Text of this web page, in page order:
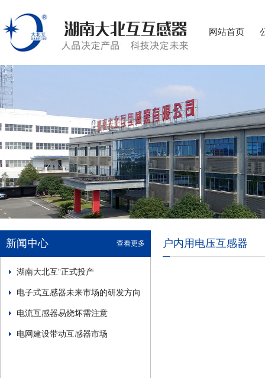
网站首页
查看更多
新闻中心
湖南大北互”正式投产
电子式互感器未来市场的研发方向
电流互感器易烧坏需注意
电网建设带动互感器市场
户内用电压互感器